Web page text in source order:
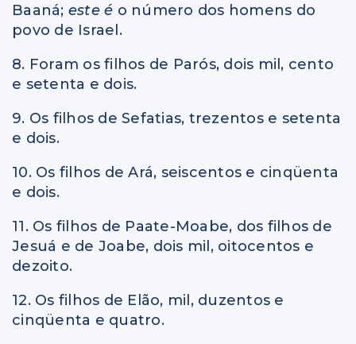
Baaná; este é o número dos homens do
povo de Israel.
8. Foram os filhos de Parós, dois mil, cento
e setenta e dois.
9. Os filhos de Sefatias, trezentos e setenta
e dois.
10. Os filhos de Ará, seiscentos e cinqüenta
e dois.
11. Os filhos de Paate-Moabe, dos filhos de
Jesuá e de Joabe, dois mil, oitocentos e
dezoito.
12. Os filhos de Elão, mil, duzentos e
cinqüenta e quatro.